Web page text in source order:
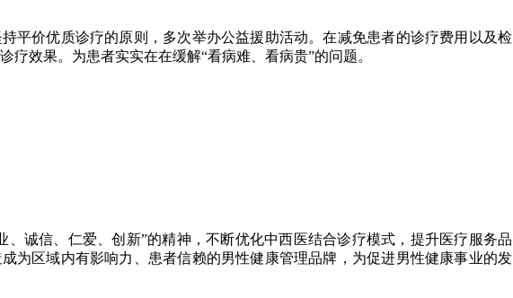
平价优质诊疗的原则，多次举办公益援助活动。在减免患者的诊疗费用以及检
疗效果。为患者实实在在缓解“看病难、看病贵”的问题。
、诚信、仁爱、创新”的精神，不断优化中西医结合诊疗模式，提升医疗服务品
为区域内有影响力、患者信赖的男性健康管理品牌，为促进男性健康事业的发